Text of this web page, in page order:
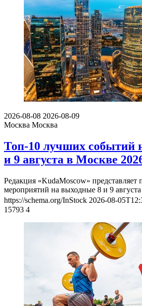
2026-08-08 2026-08-09
Москва Москва
Топ-10 лучших событий
и 9 августа в Москве
Редакция «KudaMoscow» представляет
мероприятий на выходные 8 и 9 августа
https://schema.org/InStock 2026-08-
15793 4